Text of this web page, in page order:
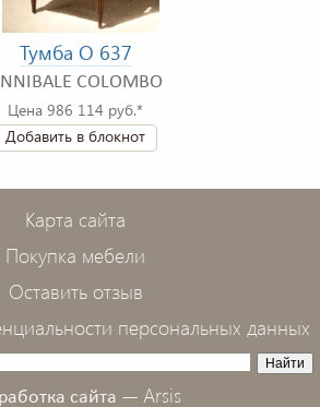
Тумба O 637
COLOMBO
Цена 986 114 руб.*
Добавить в блокнот
Карта сайта
Покупка мебели
Оставить отзыв
персональных данных
сайта — Arsis